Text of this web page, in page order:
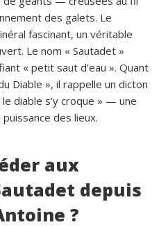
des galets. Le
fascinant, un véritable
Le nom « Sautadet »
« petit saut d’eau ». Quant
Diable », il rappelle un dicton
diable s’y croque » — une
des lieux.
aux
depuis
?